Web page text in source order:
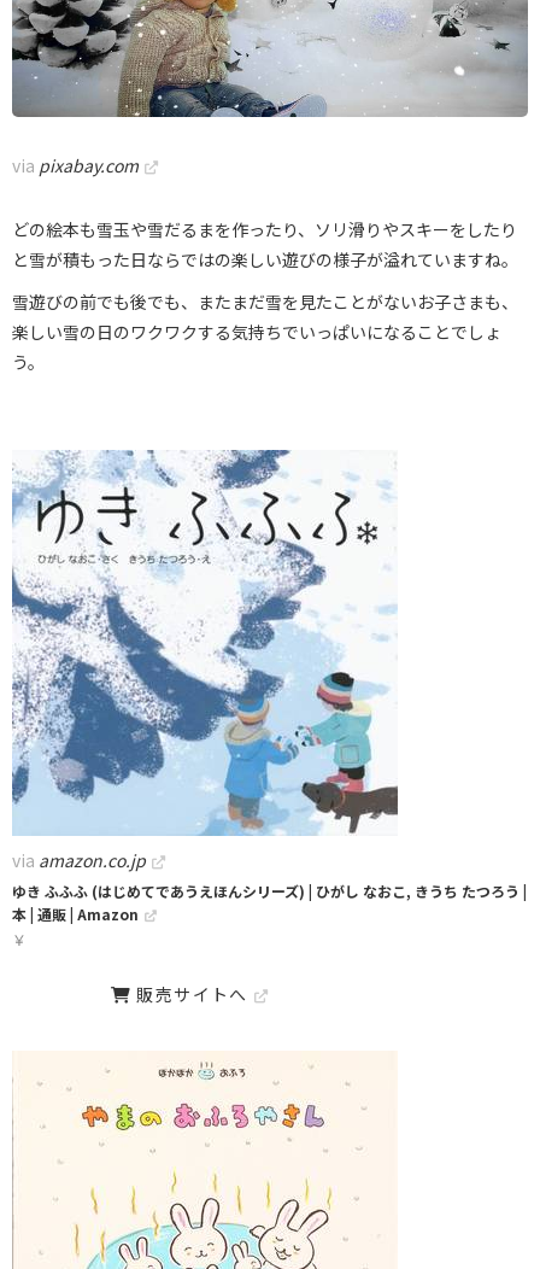
via pixabay.com
どの絵本も雪玉や雪だるまを作ったり、ソリ滑りやスキーをしたり
と雪が積もった日ならではの楽しい遊びの様子が溢れていますね。
雪遊びの前でも後でも、またまだ雪を見たことがないお子さまも、
楽しい雪の日のワクワクする気持ちでいっぱいになることでしょ
う。
via amazon.co.jp
ゆき ふふふ (はじめてであうえほんシリーズ) | ひがし なおこ, きうち たつろう |
本 | 通販 | Amazon
￥
販売サイトへ